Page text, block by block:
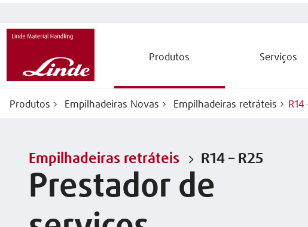
Produtos Serviços
Produtos Empilhadeiras Novas Empilhadeiras retráteis R14
Empilhadeiras retráteis R14 – R25
Prestador de